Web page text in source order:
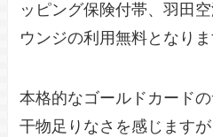
ッピング保険付帯、羽田
ウンジの利用無料となりま
本格的なゴールドカード
干物足りなさを感じます